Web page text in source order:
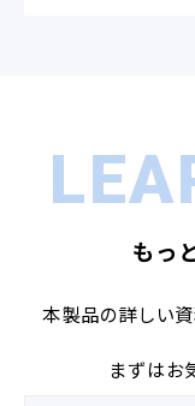
もっ
本製品の詳しい
まずはお